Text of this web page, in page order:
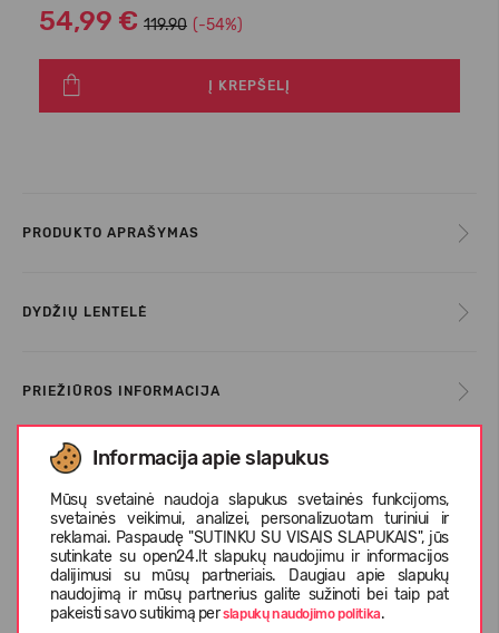
Informacija apie slapukus
Mūsų svetainė naudoja slapukus svetainės funkcijoms,
svetainės veikimui, analizei, personalizuotam turiniui ir
reklamai. Paspaudę "SUTINKU SU VISAIS SLAPUKAIS", jūs
sutinkate su open24.lt slapukų naudojimu ir informacijos
dalijimusi su mūsų partneriais. Daugiau apie slapukų
naudojimą ir mūsų partnerius galite sužinoti bei taip pat
pakeisti savo sutikimą perslapukų naudojimo politika.
54,99 € 119.90 (-54%)
Į KREPŠELĮ
PRODUKTO APRAŠYMAS
DYDŽIŲ LENTELĖ
PRIEŽIŪROS INFORMACIJA
APIE ECOALF
KLIENTŲ ATSILIEPIMAI (0)